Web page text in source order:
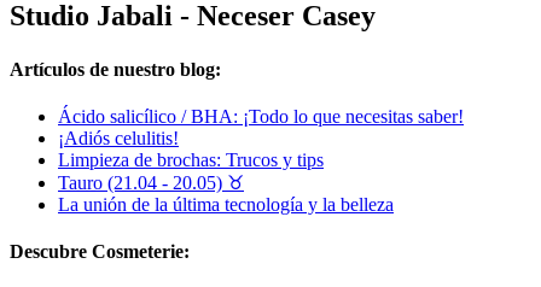
Studio Jabali - Neceser Casey
Artículos de nuestro blog:
Ácido salicílico / BHA: ¡Todo lo que necesitas saber!
¡Adiós celulitis!
Limpieza de brochas: Trucos y tips
Tauro (21.04 - 20.05) ♉︎
La unión de la última tecnología y la belleza
Descubre Cosmeterie: